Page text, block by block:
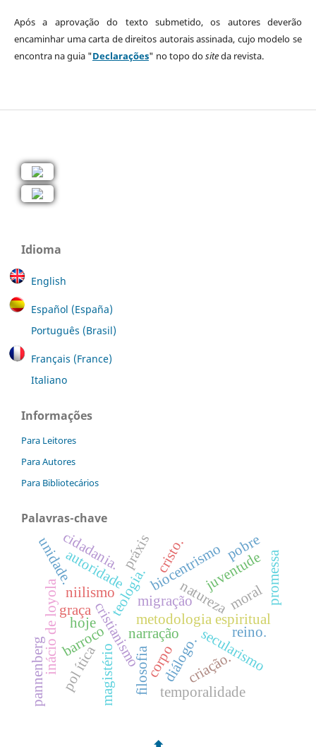
Após a aprovação do texto submetido, os autores deverão
encaminhar uma carta de direitos autorais assinada, cujo modelo se
encontra na guia "Declarações" no topo dositeda revista.
Idioma
English
Español (España)
Português (Brasil)
Français (France)
Italiano
Informações
Para Leitores
Para Autores
Para Bibliotecários
Palavras-chave
cristianismo
graça
diálogo.
inácio de loyola narração
metodologia espiritual
barroco
natureza
filosofia
magistério
teologia.
niilismo
secularismo
biocentrismo
criação.
juventude
moral
autoridade
corpo
pol ítica temporalidade
cristo.
práxis pobre
unidade.cidadania.
pannenberg
hoje
promessa
reino.
migração
⬆